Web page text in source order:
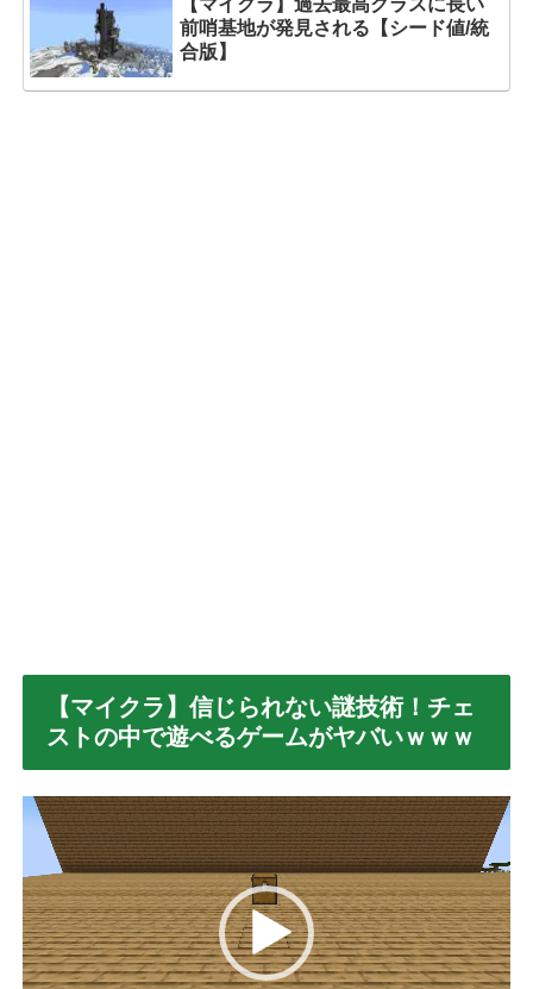
前哨基地が発見される【シード値/統
合版】
【マイクラ】信じられない謎技術！チェ
ストの中で遊べるゲームがヤバいｗｗｗ
動
プ
レ
ー
ヤ